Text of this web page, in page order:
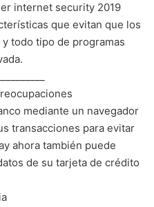
internet security 2019
que evitan que los
todo tipo de programas
mediante un navegador
transacciones para evitar
ahora también puede
de su tarjeta de crédito